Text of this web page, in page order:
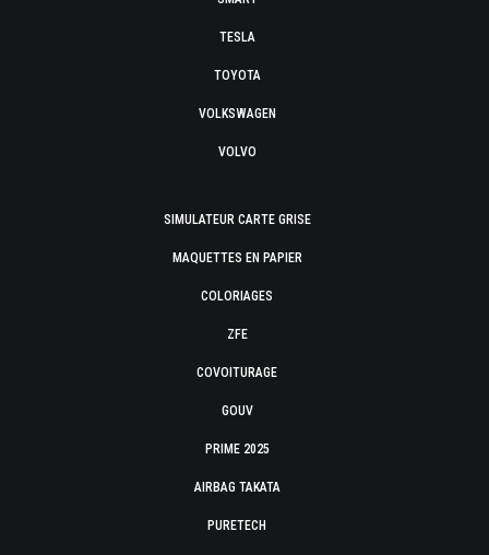
TESLA
TOYOTA
VOLKSWAGEN
VOLVO
SIMULATEUR CARTE GRISE
MAQUETTES EN PAPIER
COLORIAGES
ZFE
COVOITURAGE
GOUV
PRIME 2025
AIRBAG TAKATA
PURETECH